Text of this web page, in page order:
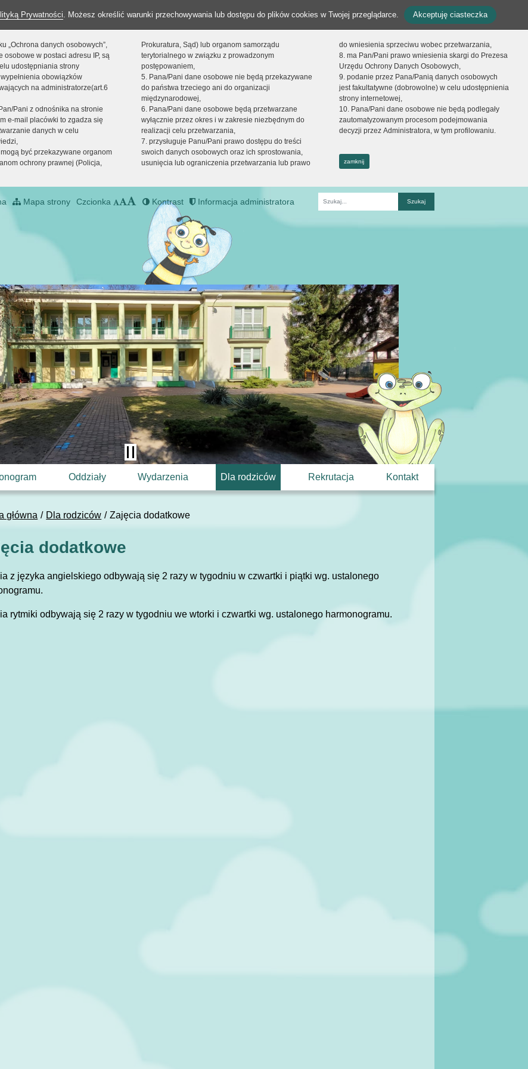
Prywatności. Możesz określić warunki przechowywania lub dostępu do plików cookies w Twojej przeglądarce. Akceptuję ciasteczka
„Ochrona danych osobowych”,
osobowe w postaci adresu IP, są
udostępniania strony
obowiązków
na administratorze(art.6
Pani z odnośnika na stronie
e-mail placówki to zgadza się
danych w celu
być przekazywane organom
ochrony prawnej (Policja,
Prokuratura, Sąd) lub organom samorządu
terytorialnego w związku z prowadzonym
postępowaniem,
5. Pana/Pani dane osobowe nie będą przekazywane
do państwa trzeciego ani do organizacji
międzynarodowej,
6. Pana/Pani dane osobowe będą przetwarzane
wyłącznie przez okres i w zakresie niezbędnym do
realizacji celu przetwarzania,
7. przysługuje Panu/Pani prawo dostępu do treści
swoich danych osobowych oraz ich sprostowania,
usunięcia lub ograniczenia przetwarzania lub prawo
do wniesienia sprzeciwu wobec przetwarzania,
8. ma Pan/Pani prawo wniesienia skargi do Prezesa
Urzędu Ochrony Danych Osobowych,
9. podanie przez Pana/Panią danych osobowych
jest fakultatywne (dobrowolne) w celu udostępnienia
strony internetowej,
10. Pana/Pani dane osobowe nie będą podlegały
zautomatyzowanym procesom podejmowania
decyzji przez Administratora, w tym profilowaniu.
zamknij
Mapa strony Czcionka Kontrast Informacja administratora
Fraza
Oddziały Wydarzenia Dla rodziców Rekrutacja Kontakt
główna Dla rodziców Zajęcia dodatkowe
dodatkowe
z języka angielskiego odbywają się 2 razy w tygodniu w czwartki i piątki wg. ustalonego
rytmiki odbywają się 2 razy w tygodniu we wtorki i czwartki wg. ustalonego harmonogramu.